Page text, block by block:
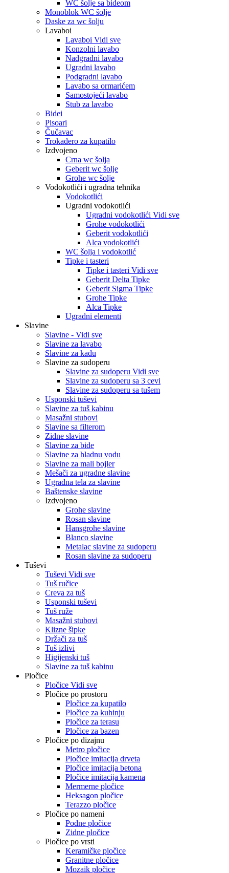
WC šolje sa bideom
Monoblok WC šolje
Daske za wc šolju
Lavaboi
Lavaboi Vidi sve
Konzolni lavabo
Nadgradni lavabo
Ugradni lavabo
Podgradni lavabo
Lavabo sa ormarićem
Samostojeći lavabo
Stub za lavabo
Bidei
Pisoari
Čučavac
Trokadero za kupatilo
Izdvojeno
Crna wc šolja
Geberit wc šolje
Grohe wc šolje
Vodokotlići i ugradna tehnika
Vodokotlići
Ugradni vodokotlići
Ugradni vodokotlići Vidi sve
Grohe vodokotlići
Geberit vodokotlići
Alca vodokotlići
WC šolja i vodokotlić
Tipke i tasteri
Tipke i tasteri Vidi sve
Geberit Delta Tipke
Geberit Sigma Tipke
Grohe Tipke
Alca Tipke
Ugradni elementi
Slavine
Slavine - Vidi sve
Slavine za lavabo
Slavine za kadu
Slavine za sudoperu
Slavine za sudoperu Vidi sve
Slavine za sudoperu sa 3 cevi
Slavine za sudoperu sa tušem
Usponski tuševi
Slavine za tuš kabinu
Masažni stubovi
Slavine sa filterom
Zidne slavine
Slavine za bide
Slavine za hladnu vodu
Slavine za mali bojler
Mešači za ugradne slavine
Ugradna tela za slavine
Baštenske slavine
Izdvojeno
Grohe slavine
Rosan slavine
Hansgrohe slavine
Blanco slavine
Metalac slavine za sudoperu
Rosan slavine za sudoperu
Tuševi
Tuševi Vidi sve
Tuš ručice
Creva za tuš
Usponski tuševi
Tuš ruže
Masažni stubovi
Klizne šipke
Držači za tuš
Tuš izlivi
Higijenski tuš
Slavine za tuš kabinu
Pločice
Pločice Vidi sve
Pločice po prostoru
Pločice za kupatilo
Pločice za kuhinju
Pločice za terasu
Pločice za bazen
Pločice po dizajnu
Metro pločice
Pločice imitacija drveta
Pločice imitacija betona
Pločice imitacija kamena
Mermerne pločice
Heksagon pločice
Terazzo pločice
Pločice po nameni
Podne pločice
Zidne pločice
Pločice po vrsti
Keramičke pločice
Granitne pločice
Mozaik pločice